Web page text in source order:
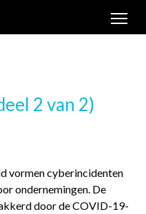
2 van 2)
vormen cyberincidenten
ondernemingen. De
door de COVID-19-